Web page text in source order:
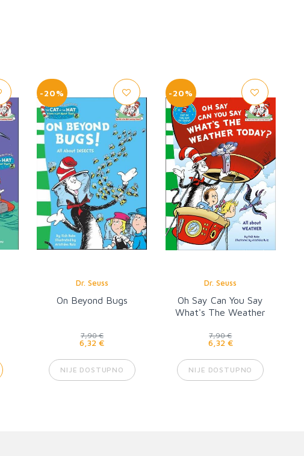
-20%
Dr. Seuss
On Beyond Bugs
7,90 €
6,32 €
NIJE DOSTUPNO
-20%
Dr. Seuss
Oh Say Can You Say
What's The Weather
7,90 €
6,32 €
NIJE DOSTUPNO